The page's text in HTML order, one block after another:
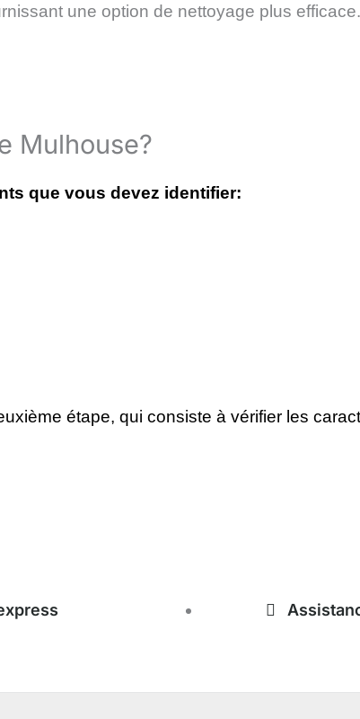
une option de nettoyage plus efficace.
Mulhouse?
que vous devez identifier:
étape, qui consiste à vérifier les